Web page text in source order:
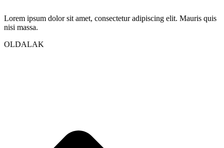
Lorem ipsum dolor sit amet, consectetur adipiscing elit. Mauris quis
nisi massa.
OLDALAK